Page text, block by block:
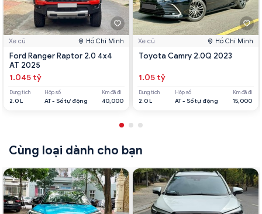
Xe cũ Hồ Chí Minh
Ford Ranger Raptor 2.0 4x4
AT 2025
1.045 tỷ
Dung tích
2.0 L
Hộp số
AT - Số tự động
Km đã đi
40,000
Xe cũ Hồ Chí Minh
Toyota Camry 2.0Q 2023
1.05 tỷ
Dung tích
2.0 L
Hộp số
AT - Số tự động
Km đã đi
15,000
Cùng loại dành cho bạn